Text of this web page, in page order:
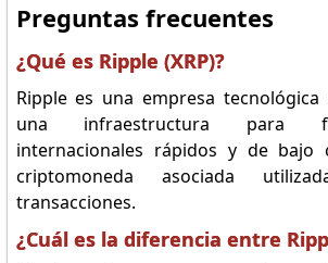
Preguntas frecuentes
¿Qué es Ripple (XRP)?
Ripple es una empresa
una infraestructura para
internacionales rápidos y de bajo
criptomoneda asociada
transacciones.
¿Cuál es la diferencia entre